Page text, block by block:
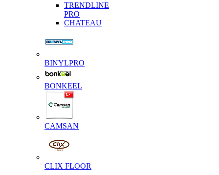
TRENDLINE
PRO
CHATEAU
BINYLPRO
BONKEEL
CAMSAN
CLIX FLOOR